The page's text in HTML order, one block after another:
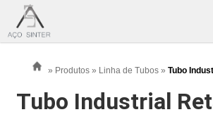
» Produtos » Linha de Tubos » Tubo
Tubo Industrial